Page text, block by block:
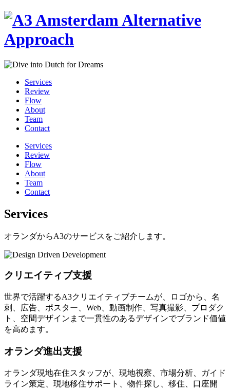
Services
Review
Flow
About
Team
Contact
Services
Review
Flow
About
Team
Contact
Services
オランダからA3のサービスをご紹介します。
クリエイティブ支援
世界で活躍するA3クリエイティブチームが、ロゴから、名
刺、広告、ポスター、Web、動画制作、写真撮影、プロダク
ト、空間デザインまで一貫性のあるデザインでブランド価値
を高めます。
オランダ進出支援
オランダ現地在住スタッフが、現地視察、市場分析、ガイド
ライン策定、現地移住サポート、物件探し、移住、口座開